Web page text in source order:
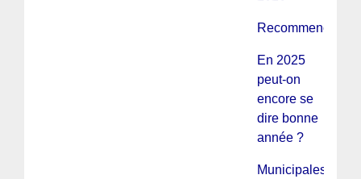
Recommençons...
En 2025
peut-on
encore se
dire bonne
année ?
Municipales :